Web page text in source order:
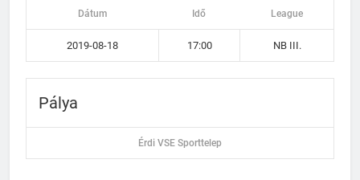
Dátum Idő League
2019-08-18 17:00 NB III.
Pálya
Érdi VSE Sporttelep